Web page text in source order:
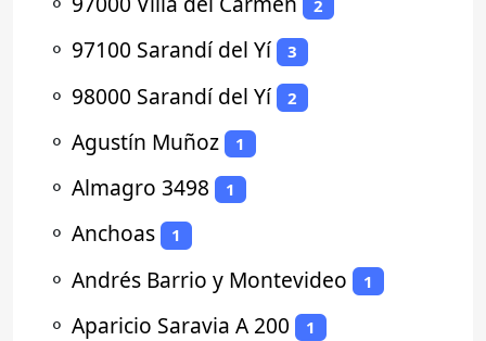
2
⚬ 97100 Sarandí del Yí 3
⚬ 98000 Sarandí del Yí 2
⚬ Agustín Muñoz 1
⚬ Almagro 3498 1
⚬ Anchoas 1
⚬ Andrés Barrio y Montevideo 1
⚬ Aparicio Saravia A 200 1